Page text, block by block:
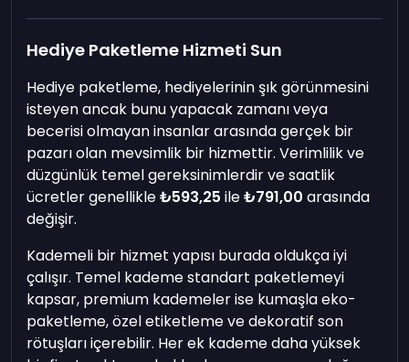
Hediye Paketleme Hizmeti Sun
Hediye paketleme, hediyelerinin şık görünmesini
isteyen ancak bunu yapacak zamanı veya
becerisi olmayan insanlar arasında gerçek bir
pazarı olan mevsimlik bir hizmettir. Verimlilik ve
düzgünlük temel gereksinimlerdir ve saatlik
ücretler genellikle₺593,25 ile₺791,00 arasında
değişir.
Kademeli bir hizmet yapısı burada oldukça iyi
çalışır. Temel kademe standart paketlemeyi
kapsar, premium kademeler ise kumaşla eko-
paketleme, özel etiketleme ve dekoratif son
rötuşları içerebilir. Her ek kademe daha yüksek